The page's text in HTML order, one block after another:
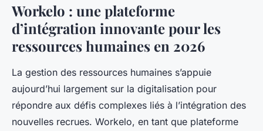
Workelo : une plateforme
d’intégration innovante pour les
ressources humaines en 2026
La gestion des ressources humaines s’appuie
aujourd’hui largement sur la digitalisation pour
répondre aux défis complexes liés à l’intégration des
nouvelles recrues. Workelo, en tant que plateforme